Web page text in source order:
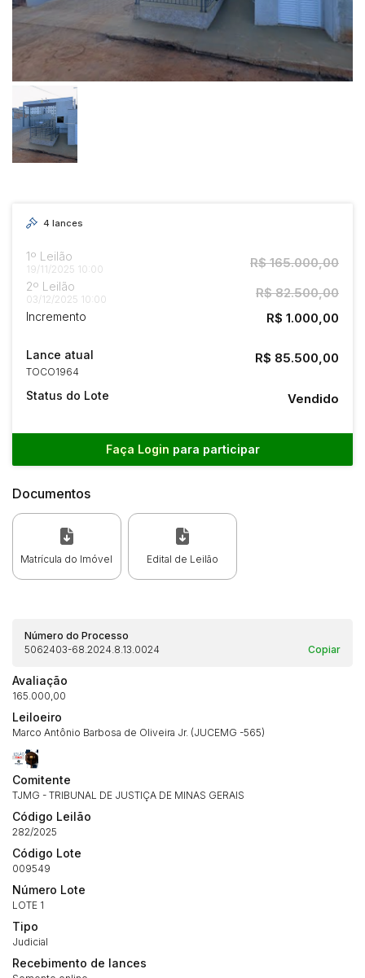
4 lances
1º Leilão
19/11/2025 10:00 R$ 165.000,00
2º Leilão
03/12/2025 10:00 R$ 82.500,00
Incremento R$ 1.000,00
Lance atual
TOCO1964
R$ 85.500,00
Status do Lote Vendido
Faça Login para participar
Documentos
Matrícula do Imóvel Edital de Leilão
Número do Processo
5062403-68.2024.8.13.0024
Copiar
Avaliação
165.000,00
Leiloeiro
Marco Antônio Barbosa de Oliveira Jr. (JUCEMG -565)
Comitente
TJMG - TRIBUNAL DE JUSTIÇA DE MINAS GERAIS
Código Leilão
282/2025
Código Lote
009549
Número Lote
LOTE 1
Tipo
Judicial
Recebimento de lances
Habilite-se para efetuar lances ou